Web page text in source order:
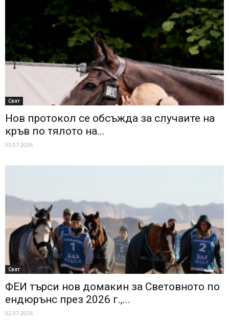
Свят
Нов протокол се обсъжда за случаите на
кръв по тялото на...
03.07.2026
Свят
ФЕИ търси нов домакин за Световното по
ендюрънс през 2026 г.,...
02.07.2026